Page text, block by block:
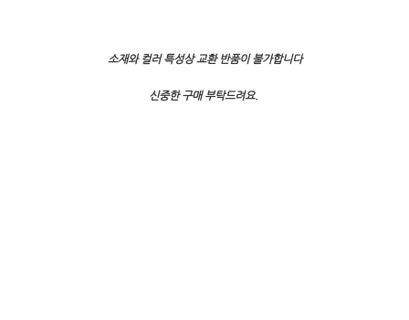
소재와 컬러 특성상 교환 반품이 불가합니다
신중한 구매 부탁드려요.